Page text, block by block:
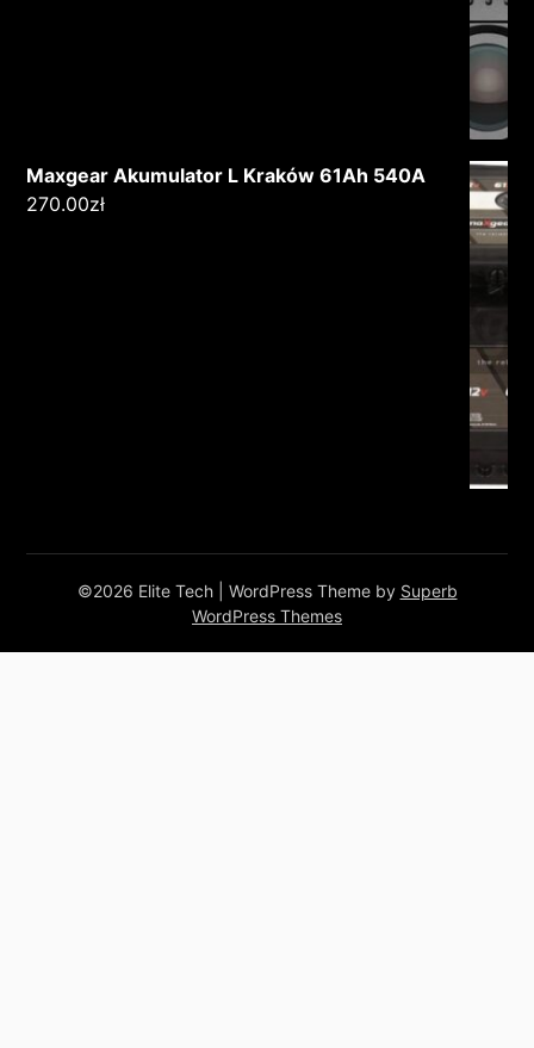
Maxgear Akumulator L Kraków 61Ah 540A
270.00zł
©2026 Elite Tech | WordPress Theme by Superb
WordPress Themes